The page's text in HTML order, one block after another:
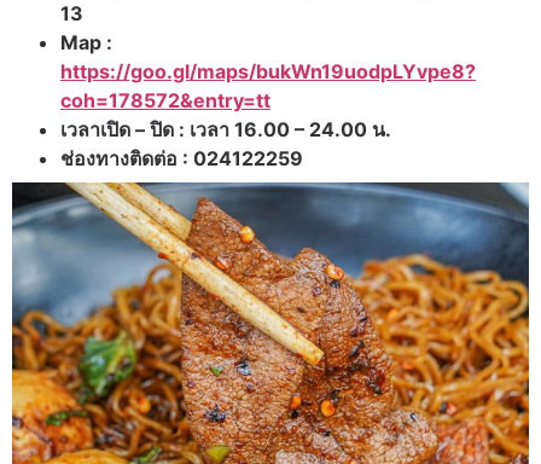
13
Map :
https://goo.gl/maps/bukWn19uodpLYvpe8?
coh=178572&entry=tt
เวลาเปิด – ปิด : เวลา 16.00 – 24.00 น.
ช่องทางติดต่อ : 024122259